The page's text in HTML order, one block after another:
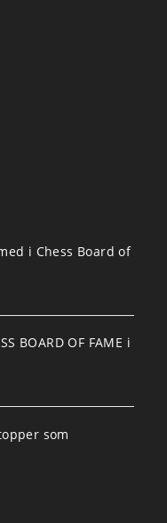
i Chess Board of
BOARD OF FAME i
som